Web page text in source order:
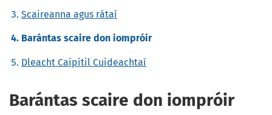
Scaireanna agus rátaí
Barántas scaire don iompróir
Dleacht Caipitil Cuideachtaí
Barántas scaire don iompróir